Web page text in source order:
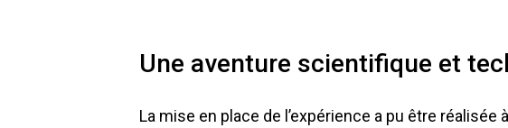
Une aventure scientifique et
La mise en place de l’expérience a pu être